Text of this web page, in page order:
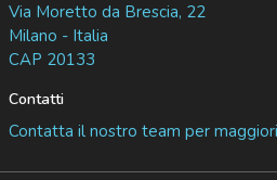
Via Moretto da Brescia, 22
Milano - Italia
CAP 20133
Contatti
Contatta il nostro team per